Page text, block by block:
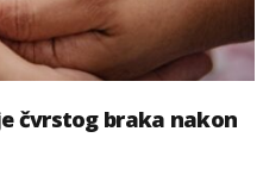
čvrstog braka nakon